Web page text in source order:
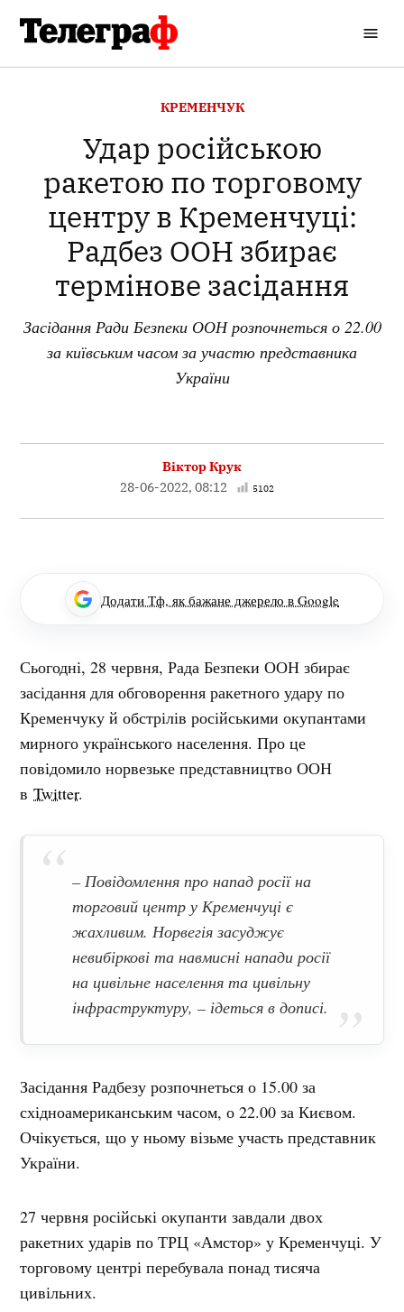
вмісту
Телеграф
ОПУБЛІКОВАНО
КРЕМЕНЧУК
Удар російською
ракетою по торговому
центру в Кременчуці:
Радбез ООН збирає
термінове засідання
Засідання Ради Безпеки ООН розпочнеться о 22.00
за київським часом за участю представника
України
Віктор Крук
28-06-2022, 08:12
5102
Додати Тф, як бажане джерело в Google
Сьогодні, 28 червня, Рада Безпеки ООН збирає
засідання для обговорення ракетного удару по
Кременчуку й обстрілів російськими окупантами
мирного українського населення. Про це
повідомило норвезьке представництво ООН
вTwitter.
– Повідомлення про напад росії на
торговий центр у Кременчуці є
жахливим. Норвегія засуджує
невибіркові та навмисні напади росії
на цивільне населення та цивільну
інфраструктуру, – ідеться в дописі.
Засідання Радбезу розпочнеться о 15.00 за
східноамериканським часом, о 22.00 за Києвом.
Очікується, що у ньому візьме участь представник
України.
27 червня російські окупанти завдали двох
ракетних ударів по ТРЦ «Амстор» у Кременчуці. У
торговому центрі перебувала понад тисяча
цивільних.